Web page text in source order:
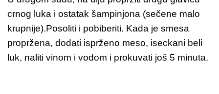
crnog luka i ostatak šampinjona (sečene malo
krupnije).Posoliti i pobiberiti. Kada je smesa
propržena, dodati isprženo meso, iseckani beli
luk, naliti vinom i vodom i prokuvati još 5 minuta.